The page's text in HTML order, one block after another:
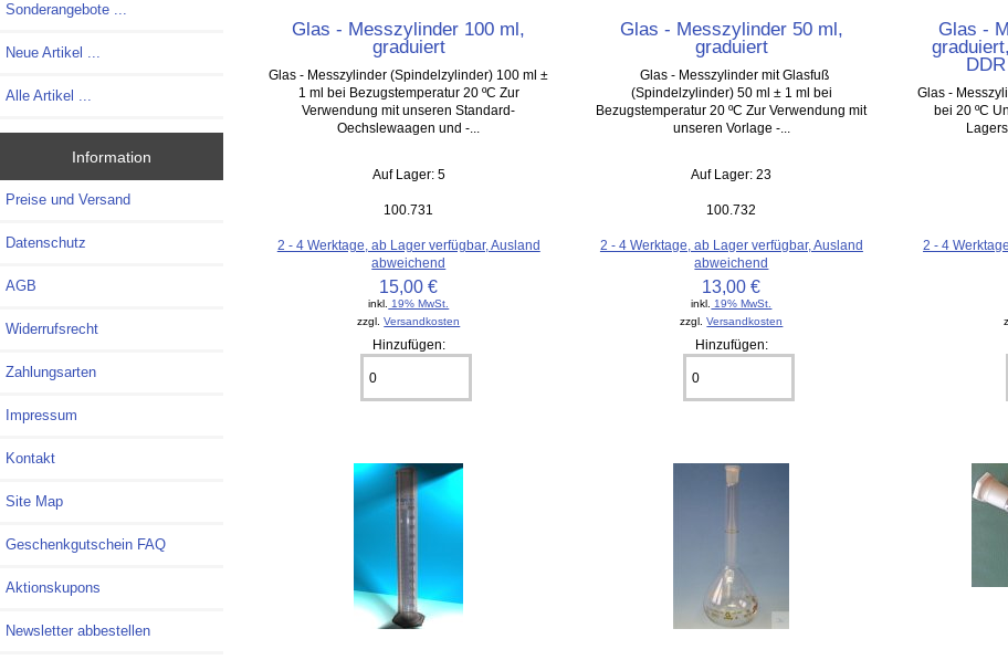
Sonderangebote ...
Neue Artikel ...
Alle Artikel ...
Information
Preise und Versand
Datenschutz
AGB
Widerrufsrecht
Zahlungsarten
Impressum
Kontakt
Site Map
Geschenkgutschein FAQ
Aktionskupons
Newsletter abbestellen
Glas - Messzylinder 100 ml,
graduiert
Glas - Messzylinder (Spindelzylinder) 100 ml ±
1 ml bei Bezugstemperatur 20 ºC Zur
Verwendung mit unseren Standard-
Oechslewaagen und -...
Auf Lager: 5
100.731
2 - 4 Werktage, ab Lager verfügbar, Ausland
abweichend
15,00 €
inkl.
19% MwSt.
zzgl.Versandkosten
Hinzufügen:
Glas - Messzylinder 50 ml,
graduiert
Glas - Messzylinder mit Glasfuß
(Spindelzylinder) 50 ml ± 1 ml bei
Bezugstemperatur 20 ºC Zur Verwendung mit
unseren Vorlage -...
Auf Lager: 23
100.732
2 - 4 Werktage, ab Lager verfügbar, Ausland
abweichend
13,00 €
inkl.
19% MwSt.
zzgl.Versandkosten
Hinzufügen:
Glas -
Glas -
bei 20 ºC
2 - 4